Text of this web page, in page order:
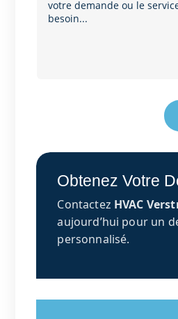
Obtenez Votre
Contactez HVAC
aujourd’hui pour un
personnalisé.